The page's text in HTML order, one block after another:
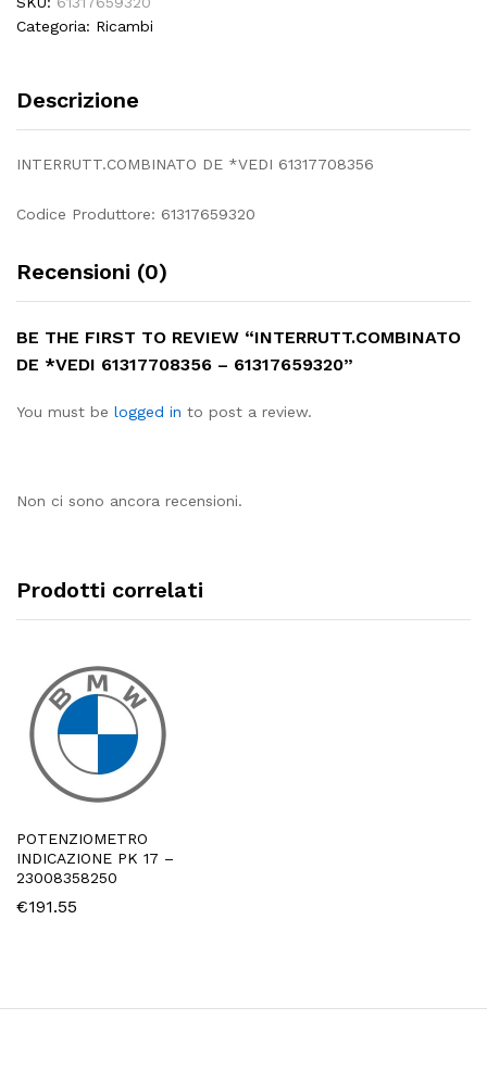
Categoria: Ricambi
Descrizione
INTERRUTT.COMBINATO DE *VEDI 61317708356
Codice Produttore: 61317659320
Recensioni (0)
BE THE FIRST TO REVIEW “INTERRUTT.COMBINATO
DE *VEDI 61317708356 – 61317659320”
You must be logged in to post a review.
Non ci sono ancora recensioni.
Prodotti correlati
POTENZIOMETRO
INDICAZIONE PK 17 –
23008358250
€191.55